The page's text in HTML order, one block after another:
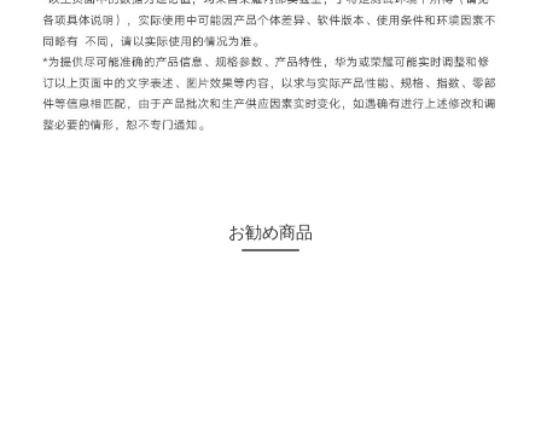
お勧め商品